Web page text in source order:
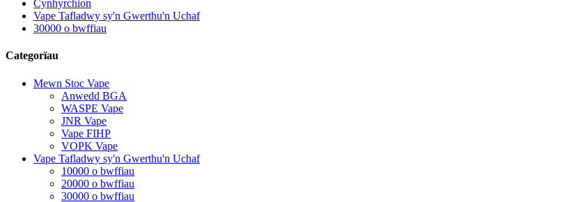
Cynhyrchion
Vape Tafladwy sy'n Gwerthu'n Uchaf
30000 o bwffiau
Categorïau
Mewn Stoc Vape
Anwedd BGA
WASPE Vape
JNR Vape
Vape FIHP
VOPK Vape
Vape Tafladwy sy'n Gwerthu'n Uchaf
10000 o bwffiau
20000 o bwffiau
30000 o bwffiau